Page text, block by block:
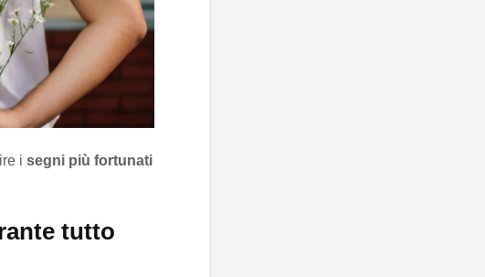
i segni più fortunati
tutto